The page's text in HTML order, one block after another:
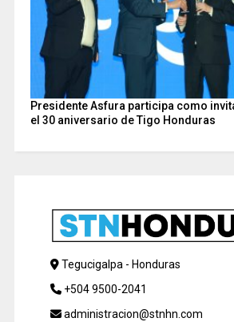
Presidente Asfura participa como
el 30 aniversario de Tigo Honduras
Tegucigalpa - Honduras
+504 9500-2041
administracion@stnhn.com